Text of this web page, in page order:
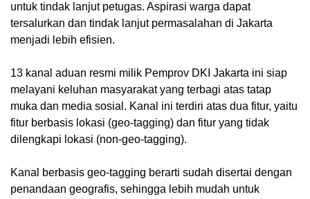
untuk tindak lanjut petugas. Aspirasi warga dapat
tersalurkan dan tindak lanjut permasalahan di Jakarta
menjadi lebih efisien.
13 kanal aduan resmi milik Pemprov DKI Jakarta ini siap
melayani keluhan masyarakat yang terbagi atas tatap
muka dan media sosial. Kanal ini terdiri atas dua fitur, yaitu
fitur berbasis lokasi (geo-tagging) dan fitur yang tidak
dilengkapi lokasi (non-geo-tagging).
Kanal berbasis geo-tagging berarti sudah disertai dengan
penandaan geografis, sehingga lebih mudah untuk